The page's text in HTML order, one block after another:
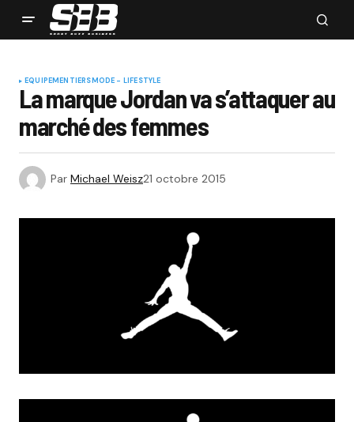
EQUIPEMENTIERSMODE - LIFESTYLE
La marque Jordan va s’attaquer au
marché des femmes
Par Michael Weisz21 octobre 2015